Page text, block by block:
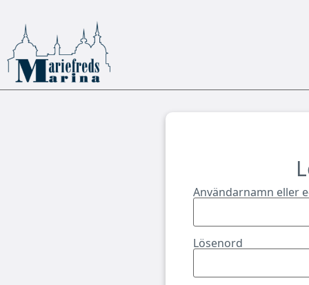
Användarnamn eller
Lösenord